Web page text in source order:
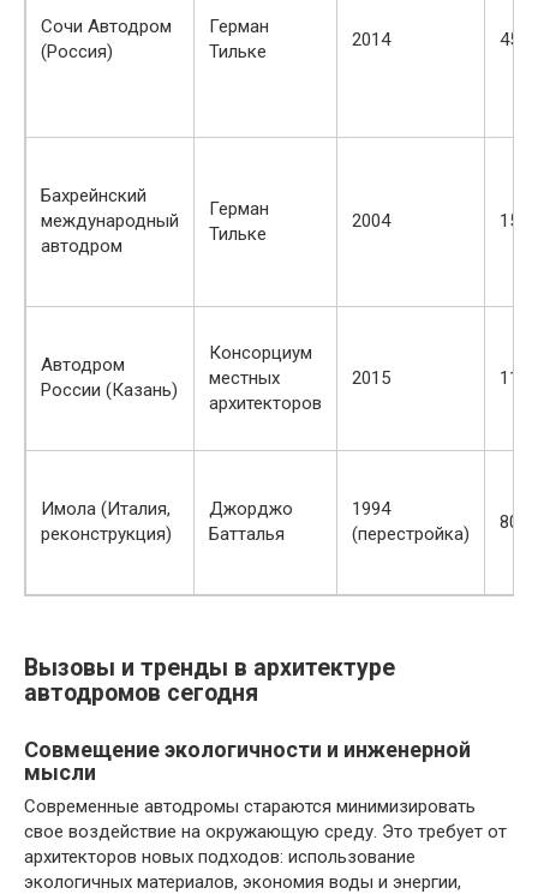
Сочи Автодром
(Россия)
Герман
Тильке
2014 450
Бахрейнский
международный
автодром
Герман
Тильке
2004 150
Автодром
России (Казань)
Консорциум
местных
архитекторов
2015 110
Имола (Италия,
реконструкция)
Джорджо
Батталья
1994
(перестройка)
80
Вызовы и тренды в архитектуре
автодромов сегодня
Совмещение экологичности и инженерной
мысли
Современные автодромы стараются минимизировать
свое воздействие на окружающую среду. Это требует от
архитекторов новых подходов: использование
экологичных материалов, экономия воды и энергии,